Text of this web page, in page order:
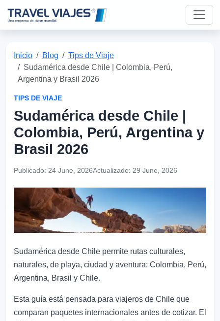
Inicio Blog
Tips de Viaje
Sudamérica desde Chile | Colombia, Perú,
Argentina y Brasil 2026
TIPS DE VIAJE
Sudamérica desde Chile |
Colombia, Perú, Argentina y
Brasil 2026
Publicado: 24 June, 2026Actualizado: 29 June, 2026
Sudamérica desde Chile permite rutas culturales,
naturales, de playa, ciudad y aventura: Colombia, Perú,
Argentina, Brasil y Chile.
Esta guía está pensada para viajeros de Chile que
comparan paquetes internacionales antes de cotizar. El